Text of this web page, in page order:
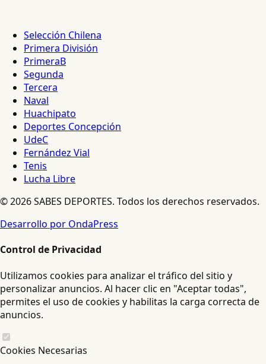
Selección Chilena
Primera División
PrimeraB
Segunda
Tercera
Naval
Huachipato
Deportes Concepción
UdeC
Fernández Vial
Tenis
Lucha Libre
© 2026 SABES DEPORTES. Todos los derechos reservados.
Desarrollo por OndaPress
Control de Privacidad
Utilizamos cookies para analizar el tráfico del sitio y
personalizar anuncios. Al hacer clic en "Aceptar todas",
permites el uso de cookies y habilitas la carga correcta de
anuncios.
Cookies Necesarias